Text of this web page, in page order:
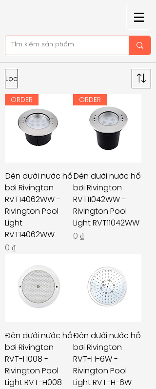
Lọc
ORDER
Đèn dưới nước hồ
bơi Rivington
RVT14062WW -
Rivington Pool
Light
RVT14062WW
Giá
0 ₫
ORDER
Đèn dưới nước hồ
bơi Rivington
RVT11042WW -
Rivington Pool
Light RVT11042WW
Giá
0 ₫
Đèn dưới nước hồ
bơi Rivington
RVT-H008 -
Rivington Pool
Light RVT-H008
Đèn dưới nước hồ
bơi Rivington
RVT-H-6W -
Rivington Pool
Light RVT-H-6W